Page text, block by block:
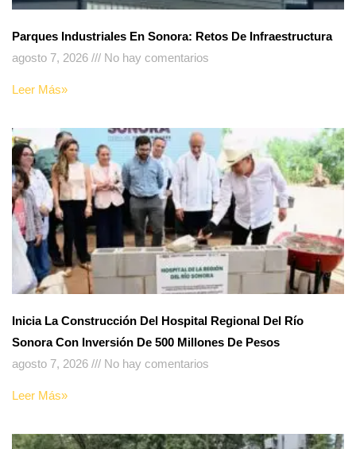
Parques Industriales En Sonora: Retos De Infraestructura
agosto 7, 2026
No hay comentarios
Leer Más»
Inicia La Construcción Del Hospital Regional Del Río
Sonora Con Inversión De 500 Millones De Pesos
agosto 7, 2026
No hay comentarios
Leer Más»